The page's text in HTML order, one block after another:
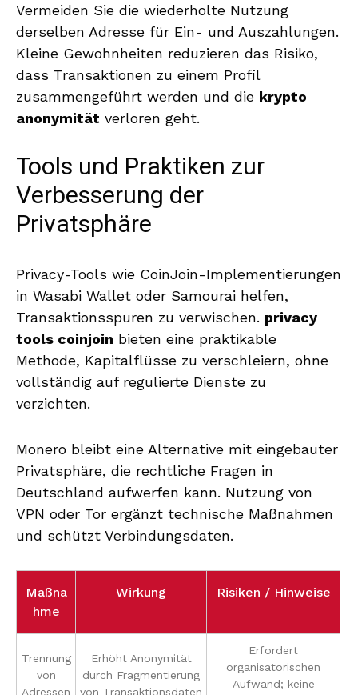
Vermeiden Sie die wiederholte Nutzung
derselben Adresse für Ein- und Auszahlungen.
Kleine Gewohnheiten reduzieren das Risiko,
dass Transaktionen zu einem Profil
zusammengeführt werden und die krypto
anonymität verloren geht.
Tools und Praktiken zur
Verbesserung der
Privatsphäre
Privacy-Tools wie CoinJoin-Implementierungen
in Wasabi Wallet oder Samourai helfen,
Transaktionsspuren zu verwischen. privacy
tools coinjoin bieten eine praktikable
Methode, Kapitalflüsse zu verschleiern, ohne
vollständig auf regulierte Dienste zu
verzichten.
Monero bleibt eine Alternative mit eingebauter
Privatsphäre, die rechtliche Fragen in
Deutschland aufwerfen kann. Nutzung von
VPN oder Tor ergänzt technische Maßnahmen
und schützt Verbindungsdaten.
Maßna
hme
Wirkung Risiken / Hinweise
Trennung
von
Adressen
Erhöht Anonymität
durch Fragmentierung
von Transaktionsdaten
Erfordert
organisatorischen
Aufwand; keine